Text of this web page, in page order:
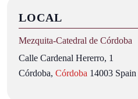
LOCAL
Mezquita‑Catedral de Córdoba
Calle Cardenal Hererro, 1
Córdoba, Córdoba 14003 Spain